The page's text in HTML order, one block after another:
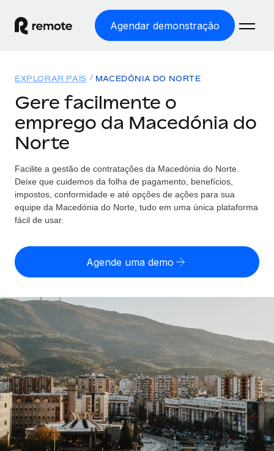
Agendar demonstração
EMPREGO GLOBAL
Processamento Salarial
Employer of Record
Expanda globalmente sem custos de constituição de
globalmente
SERVICES
Perguntar a um especialista
Obtenha apoio especializado em RH e
conformidade globais
Soluções
Explorador de países
Encontra apoio para emprego global por país
Comparar a Remote
TORNE-SE NOSSO PARCEIRO
Integre os RH globais na sua plataforma de forma
CASE STUDIES
Cultivating a Thriving Remote-First Culture in
Partnership with Remote
At a glance Discover the evolution of TheyDo, a pioneering
journey management platform that has...
Preçário
Português (Portugal)
Nederlands
Français
Deutsch
Español
Italiano
Português (Portugal)
日本語
Início de sessão
EXPLORAR PAÍS MACEDÓNIA DO NORTE
Gere facilmente o
emprego da Macedónia do
Norte
Facilite a gestão de contratações da Macedónia do Norte.
Deixe que cuidemos da folha de pagamento, benefícios,
impostos, conformidade e até opções de ações para sua
equipe da Macedónia do Norte, tudo em uma única plataforma
fácil de usar.
Agende uma demo